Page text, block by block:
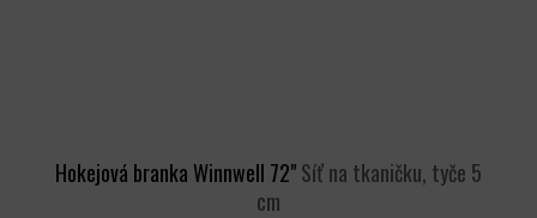
Hokejová branka Winnwell 72"Síť na tkaničku, tyče 5
cm